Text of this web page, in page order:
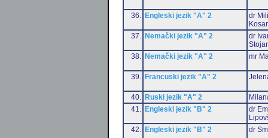
36. Engleski jezik "A" 2
dr
37.
Nemački jezik "A" 2
dr
38.
Nemački jezik "A" 2 mr
39. Francuski jezik "A" 2
40. Ruski jezik "A" 2
41.
Engleski jezik "B" 2
dr
42.
Engleski jezik "B" 2 dr